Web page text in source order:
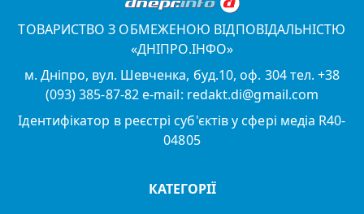
ТОВАРИСТВО З ОБМЕЖЕНОЮ ВІДПОВІДАЛЬНІСТЮ
«ДНІПРО.ІНФО»
м. Дніпро, вул. Шевченка, буд.10, оф. 304 тел. +38
(093) 385-87-82 e-mail: redakt.di@gmail.com
Ідентифікатор в реєстрі суб'єктів у сфері медіа R40-
04805
КАТЕГОРІЇ